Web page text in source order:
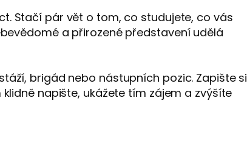
Stačí pár vět o tom, co studujete, co vás
a přirozené představení udělá
brigád nebo nástupních pozic. Zapište si
napište, ukážete tím zájem a zvýšíte